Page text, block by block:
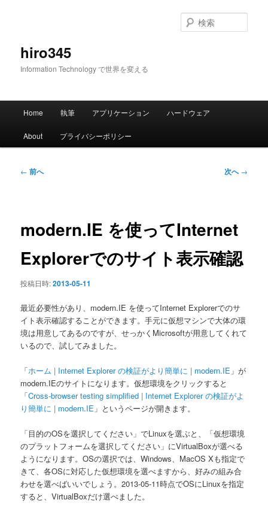
hiro345
Information Technology で世界を変える
索
メ
Home 執筆 アプリケーション ハードウェア
About プライバシーポリシー
投
ー
ョ
← 前へ 次へ→
modern.IE を使ってInternet
Explorerでのサイト表示確認
投稿日時:2013-05-11
最近必要性があり、modern.IE を使ってInternet Explorerでのサ
イト表示確認することができます。手元に仮想マシンで大体の環
境は用意してあるのですが、せっかくMicrosoftが用意してくれて
いるので、試してみました。
「ホーム | Internet Explorer の検証がより簡単に | modern.IE 」が
modern.IEのサイトになります。仮想環境をクリックすると
「Cross-browser testing simplified | Internet Explorer の検証がよ
り簡単に | modern.IE 」というページが開きます。
「目的のOSを選択してください」でLinuxを選ぶと、「仮想環境
のプラットフォームを選択してください」にVirtualBoxが選べる
ようになります。OSの選択では、Windows、MacOS Xも指定で
きて、各OSに対応した仮想環境を選べますから、好みの組み合
わせを選べばいいでしょう。2013-05-11時点でOSにLinuxを指定
すると、VirtualBoxだけ選べました。